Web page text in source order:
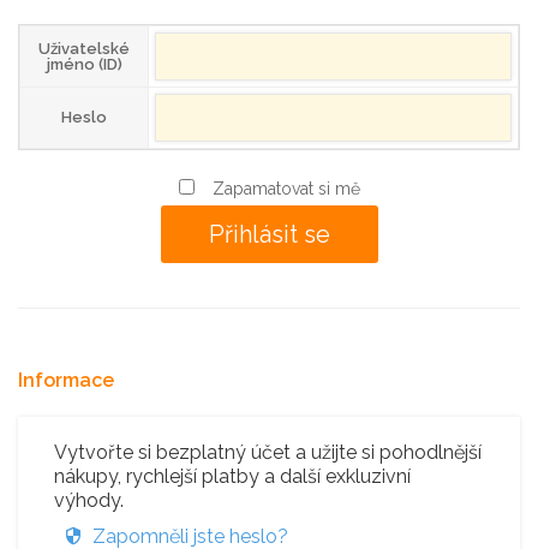
Uživatelské
jméno (ID)
Heslo
Zapamatovat si mě
Informace
Vytvořte si bezplatný účet a užijte si pohodlnější
nákupy, rychlejší platby a další exkluzivní
výhody.
Zapomněli jste heslo?